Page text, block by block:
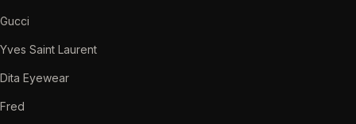
Gucci
Yves Saint Laurent
Dita Eyewear
Fred